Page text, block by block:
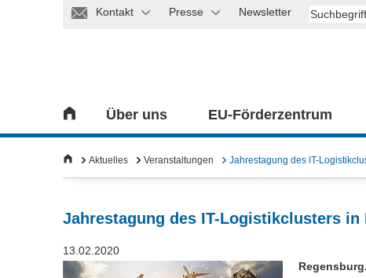
Kontakt Presse Newsletter
Über uns EU-Förderzentrum
Aktuelles Veranstaltungen Jahrestagung des IT-
Jahrestagung des IT-Logistikclusters in
13.02.2020